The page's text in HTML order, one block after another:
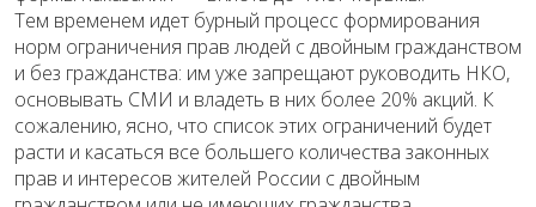
Тем временем идет бурный процесс формирования
норм ограничения прав людей с двойным гражданством
и без гражданства: им уже запрещают руководить НКО,
основывать СМИ и владеть в них более 20% акций. К
сожалению, ясно, что список этих ограничений будет
расти и касаться все большего количества законных
прав и интересов жителей России с двойным